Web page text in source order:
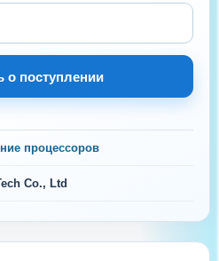
о поступлении
процессоров
Co., Ltd